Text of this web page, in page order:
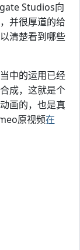
Studios向
并很厚道的给
清楚看到哪些
中的运用已经
成，这就是个
画的，也是真
原视频在